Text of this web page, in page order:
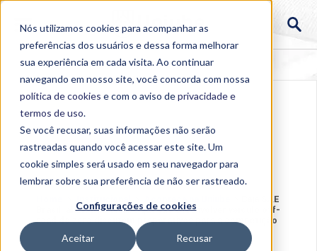
Nós utilizamos cookies para acompanhar as
preferências dos usuários e dessa forma melhorar
sua experiência em cada visita. Ao continuar
navegando em nosso site, você concorda com nossa
política de cookies e com o aviso deprivacidade e
termos de uso.
Se você recusar, suas informações não serão
rastreadas quando você acessar este site. Um
cookie simples será usado em seu navegador para
lembrar sobre sua preferência de não ser rastreado.
Configurações de cookies
Aceitar Recusar
Baja SAE
Brasil: alunos da Uniube que vão desenvolver veículo off-
road do zero discutem preparativos para a competição